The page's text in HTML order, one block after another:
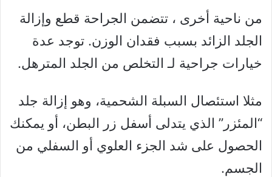
من ناحية أخرى ، تتضمن الجراحة قطع وإزالة
الجلد الزائد بسبب فقدان الوزن. توجد عدة
خيارات جراحية لـ التخلص من الجلد المترهل.
مثلا استئصال السبلة الشحمية، وهو إزالة جلد
“المئزر” الذي يتدلى أسفل زر البطن، أو يمكنك
الحصول على شد الجزء العلوي أو السفلي من
الجسم.